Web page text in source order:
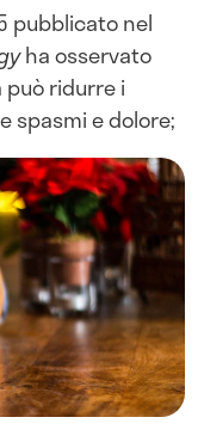
pubblicato nel
ha osservato
ridurre i
spasmi e dolore;